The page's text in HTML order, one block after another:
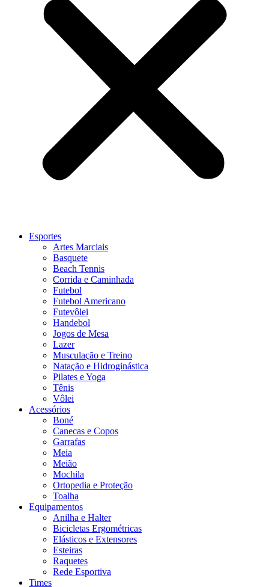
Esportes
Artes Marciais
Basquete
Beach Tennis
Corrida e Caminhada
Futebol
Futebol Americano
Futevôlei
Handebol
Jogos de Mesa
Lazer
Musculação e Treino
Natação e Hidroginástica
Pilates e Yoga
Tênis
Vôlei
Acessórios
Boné
Canecas e Copos
Garrafas
Meia
Meião
Mochila
Ortopedia e Proteção
Toalha
Equipamentos
Anilha e Halter
Bicicletas Ergométricas
Elásticos e Extensores
Esteiras
Raquetes
Rede Esportiva
Times